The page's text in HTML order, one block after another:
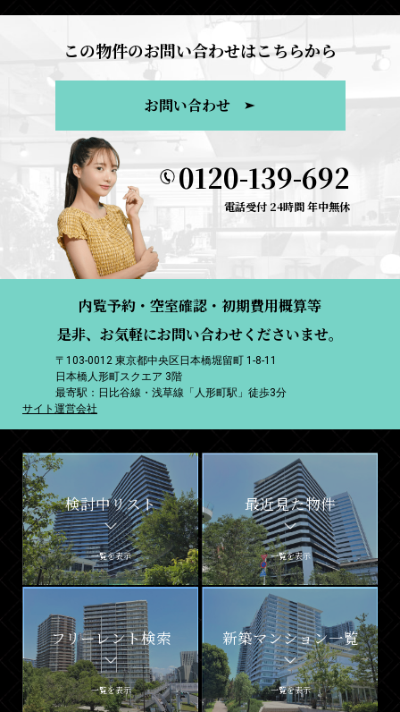
この物件のお問い合わせはこちらから
お問い合わせ
0120-139-692
電話受付 24時間 年中無休
内覧予約・空室確認・初期費用概算等
是非、お気軽にお問い合わせくださいませ。
〒103-0012 東京都中央区日本橋堀留町 1-8-11
日本橋人形町スクエア 3階
最寄駅：日比谷線・浅草線「人形町駅」徒歩3分
サイト運営会社
検討中リスト
一覧を表示
最近見た物件
一覧を表示
フリーレント検索
一覧を表示
新築マンション一覧
一覧を表示